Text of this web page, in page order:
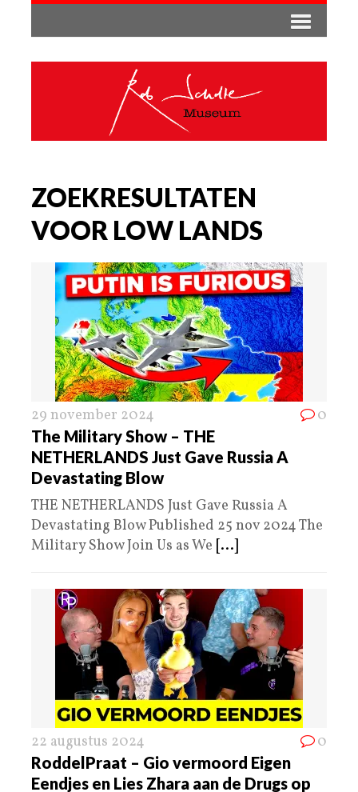
ZOEKRESULTATEN
VOOR LOW LANDS
29 november 2024 0
The Military Show – THE
NETHERLANDS Just Gave Russia A
Devastating Blow
THE NETHERLANDS Just Gave Russia A
Devastating Blow Published 25 nov 2024 The
Military Show Join Us as We [...]
22 augustus 2024 0
RoddelPraat – Gio vermoord Eigen
Eendjes en Lies Zhara aan de Drugs op